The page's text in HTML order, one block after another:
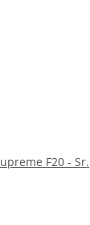
F20 - Sr.